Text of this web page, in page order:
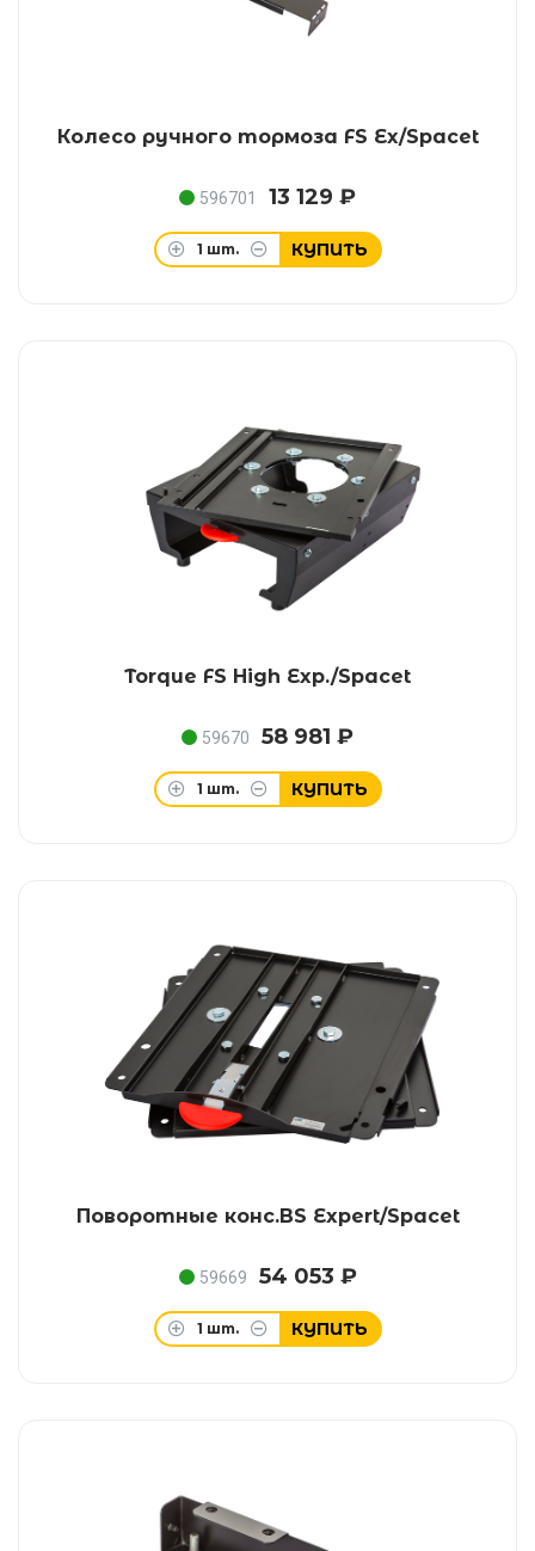
Колесо ручного тормоза FS Ex/Spacet
596701 13 129 ₽
1 шт. КУПИТЬ
Torque FS High Exp./Spacet
59670 58 981 ₽
1 шт. КУПИТЬ
Поворотные конс.BS Expert/Spacet
59669 54 053 ₽
1 шт. КУПИТЬ